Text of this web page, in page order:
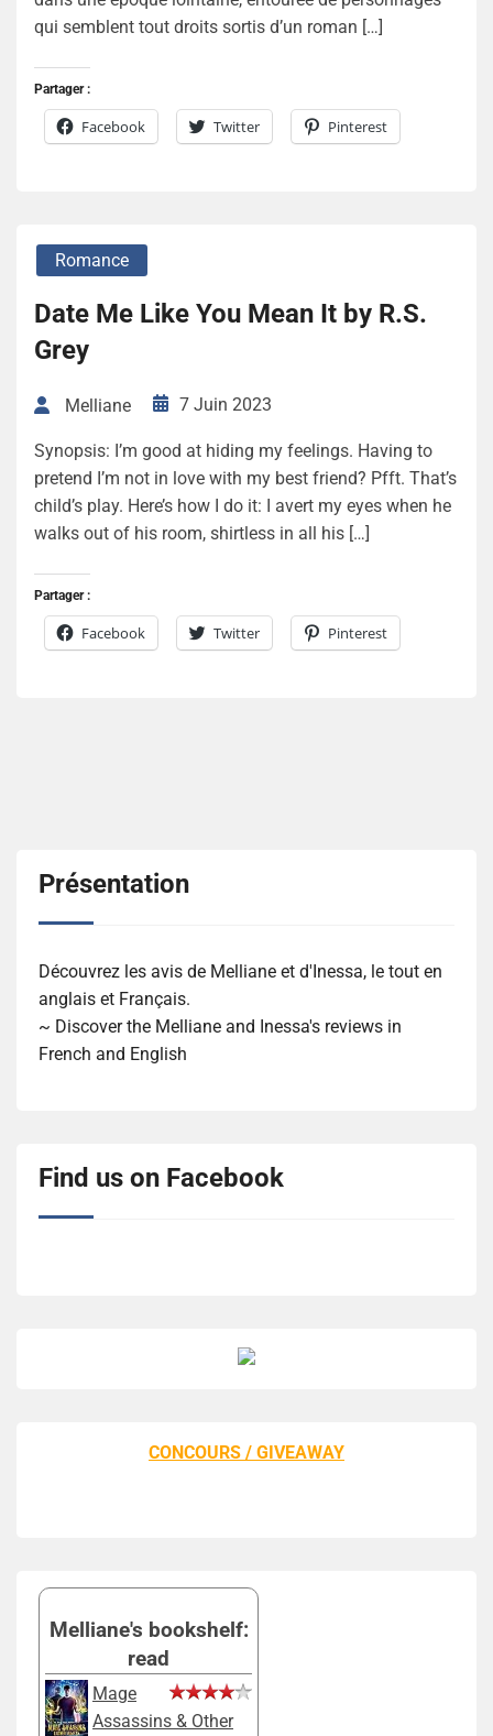
qui semblent tout droits sortis d’un roman […]
Partager :
Facebook Twitter Pinterest
Romance
Date Me Like You Mean It by R.S.
Grey
Melliane 7 Juin 2023
Synopsis: I’m good at hiding my feelings. Having to
pretend I’m not in love with my best friend? Pfft. That’s
child’s play. Here’s how I do it: I avert my eyes when he
walks out of his room, shirtless in all his […]
Partager :
Facebook Twitter Pinterest
Présentation
Découvrez les avis de Melliane et d'Inessa, le tout en
anglais et Français.
~ Discover the Melliane and Inessa's reviews in
French and English
Find us on Facebook
CONCOURS / GIVEAWAY
Melliane's bookshelf:
read
Mage
Assassins & Other